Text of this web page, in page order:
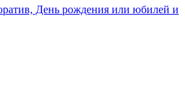
День рождения или юбилей и